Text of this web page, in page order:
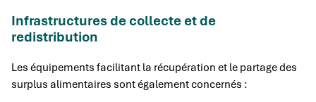
Infrastructures de collecte et de
redistribution
Les équipements facilitant la récupération et le partage des
surplus alimentaires sont également concernés :